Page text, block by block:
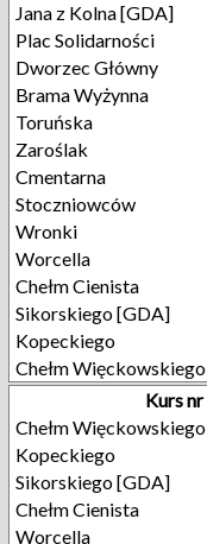
Jana z Kolna [GDA]
Plac Solidarności
Dworzec Główny
Brama Wyżynna
Toruńska
Zaroślak
Cmentarna
Stoczniowców
Wronki
Worcella
Chełm Cienista
Sikorskiego [GDA]
Kopeckiego
Chełm Więckowskiego
Kurs
Chełm Więckowskiego
Kopeckiego
Sikorskiego [GDA]
Chełm Cienista
Worcella